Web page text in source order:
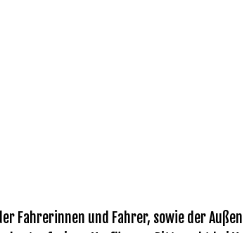
Fahrerinnen und Fahrer, sowie der